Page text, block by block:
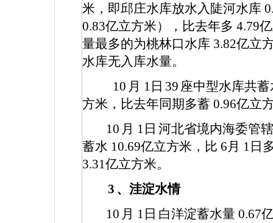
米，即邱庄水库放水入陡河水库
0.83亿立方米），比去年多 4.79
量最多的为桃林口水库 3.82亿立
水库无入库水量。
10 月 1 日 39 座中型水库共
方米，比去年同期多蓄 0.96亿立
10 月 1 日 河北省境内海委管
蓄水 10.69亿立方米，比 6月 1 日
3.31亿立方米。
3 、洼淀水情
10 月 1 日 白洋淀蓄水量0.67